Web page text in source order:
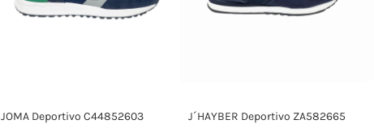
JOMA Deportivo C44852603 J´HAYBER Deportivo ZA582665